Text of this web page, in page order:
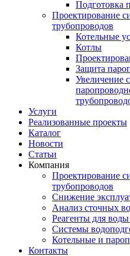
Подготовка
Проектирование
трубопроводов
Котельные
Котлы
Защита
Увеличение
Услуги
Реализованные проекты
Каталог
Новости
Статьи
Компания
Проектирование
трубопроводов
Снижение
Анализ сточных
Реагенты для
Системы
Котельные и
Контакты